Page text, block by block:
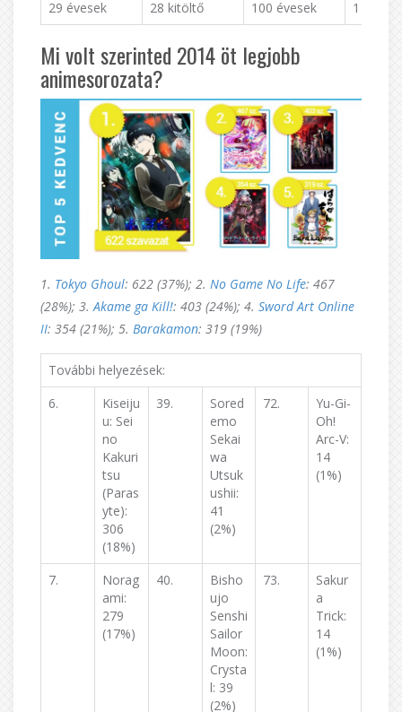
29 évesek
28 kitöltő 100 évesek 1 kitöltő
Mi volt szerinted 2014 öt legjobb
animesorozata?
1. Tokyo Ghoul: 622 (37%); 2. No Game No Life: 467
(28%); 3.Akame ga Kill!: 403 (24%); 4. Sword Art Online
II: 354 (21%); 5. Barakamon: 319 (19%)
További helyezések:
6.
Kiseiju
u: Sei
no
Kakuri
tsu
(Paras
yte):
306
(18%)
39.
Sored
emo
Sekai
wa
Utsuk
ushii:
41
(2%)
72.
Yu-Gi-
Oh!
Arc-V:
14
(1%)
7.
Norag
ami:
279
(17%)
40.
Bisho
ujo
Senshi
Sailor
Moon:
Crysta
l: 39
(2%)
73.
Sakur
a
Trick:
14
(1%)